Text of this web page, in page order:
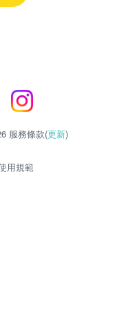
服務條款(更新)
用規範